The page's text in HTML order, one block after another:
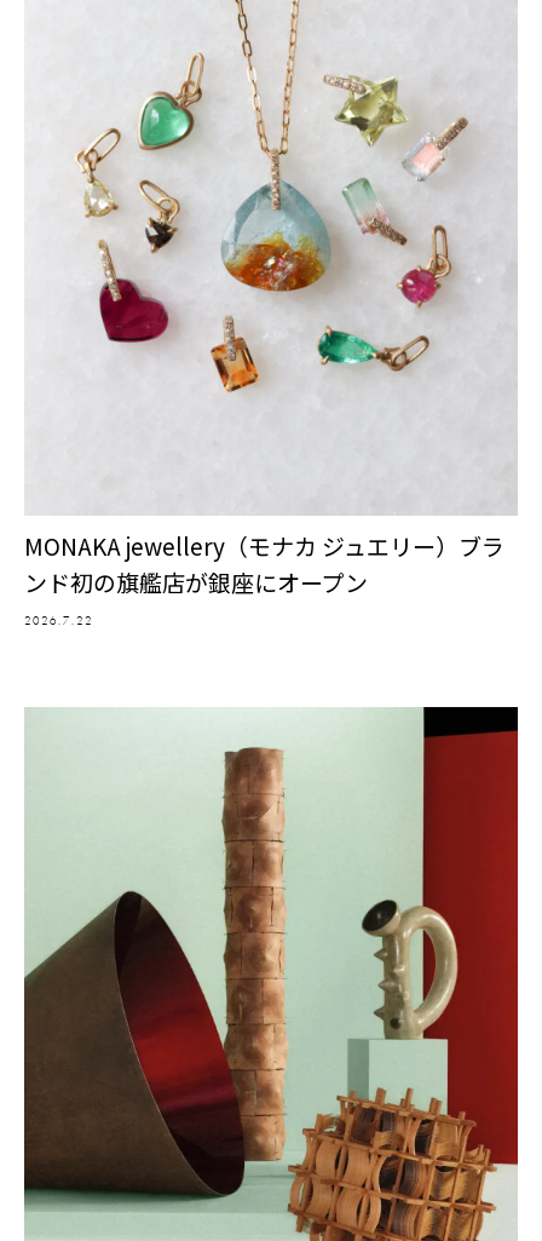
MONAKA jewellery（モナカ ジュエリー）ブラ
ンド初の旗艦店が銀座にオープン
2026.7.22